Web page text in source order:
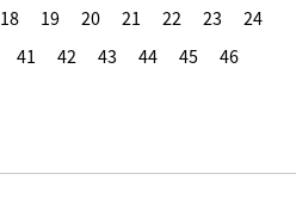
18 19 20 21 22 23
24
41 42 43 44 45
46